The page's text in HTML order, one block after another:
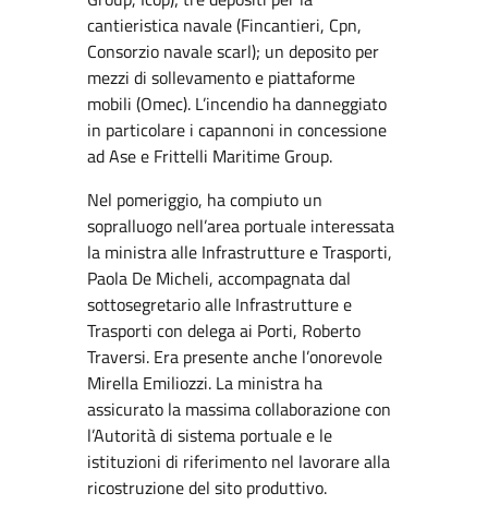
cantieristica navale (Fincantieri, Cpn,
Consorzio navale scarl); un deposito per
mezzi di sollevamento e piattaforme
mobili (Omec). L’incendio ha danneggiato
in particolare i capannoni in concessione
ad Ase e Frittelli Maritime Group.
Nel pomeriggio, ha compiuto un
sopralluogo nell’area portuale interessata
la ministra alle Infrastrutture e Trasporti,
Paola De Micheli, accompagnata dal
sottosegretario alle Infrastrutture e
Trasporti con delega ai Porti, Roberto
Traversi. Era presente anche l’onorevole
Mirella Emiliozzi. La ministra ha
assicurato la massima collaborazione con
l’Autorità di sistema portuale e le
istituzioni di riferimento nel lavorare alla
ricostruzione del sito produttivo.